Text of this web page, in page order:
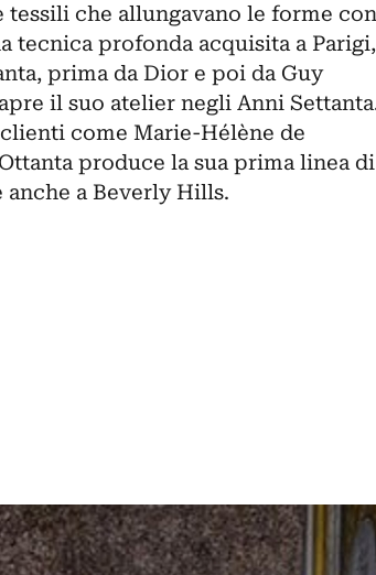
che allungavano le forme con
tecnica profonda acquisita a Parigi,
prima da Dior e poi da Guy
il suo atelier negli Anni
come Marie-Hélène de
produce la sua prima linea di
a Beverly Hills.